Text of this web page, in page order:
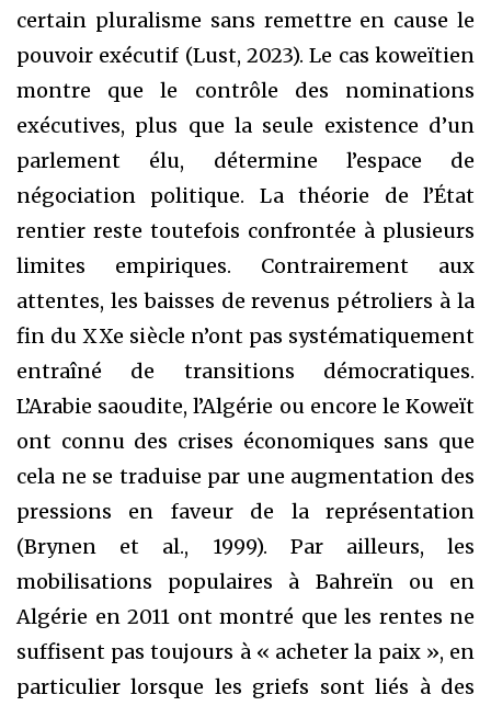
certain pluralisme sans remettre en cause le
pouvoir exécutif (Lust, 2023). Le cas koweïtien
montre que le contrôle des nominations
exécutives, plus que la seule existence d’un
parlement élu, détermine l’espace de
négociation politique. La théorie de l’État
rentier reste toutefois confrontée à plusieurs
limites empiriques. Contrairement aux
attentes, les baisses de revenus pétroliers à la
fin du XXe siècle n’ont pas systématiquement
entraîné de transitions démocratiques.
L’Arabie saoudite, l’Algérie ou encore le Koweït
ont connu des crises économiques sans que
cela ne se traduise par une augmentation des
pressions en faveur de la représentation
(Brynen et al., 1999). Par ailleurs, les
mobilisations populaires à Bahreïn ou en
Algérie en 2011 ont montré que les rentes ne
suffisent pas toujours à « acheter la paix », en
particulier lorsque les griefs sont liés à des